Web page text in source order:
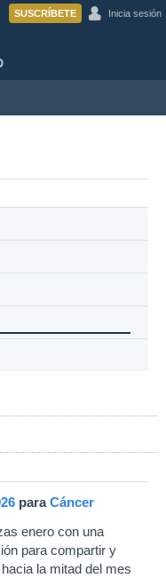
SUSCRÍBETE Inicia sesión
paraCáncer
enero con una
para compartir y
la mitad del mes